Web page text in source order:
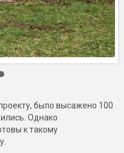
было высажено 100
Однако
к такому